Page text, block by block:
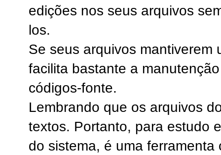
edições nos seus arquivos
los.
Se seus arquivos mantiverem
facilita bastante a
códigos-fonte.
Lembrando que os arquivos
textos. Portanto, para estudo
do sistema, é uma ferramenta